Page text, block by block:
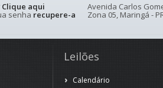
Clique aqui
senha recupere-a
Avenida Carlos
Zona 05, Maringá -
Leilões
Calendário